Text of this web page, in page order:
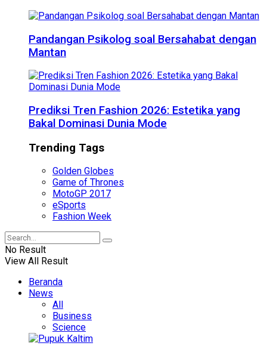
Pandangan Psikolog soal Bersahabat dengan
Mantan
Prediksi Tren Fashion 2026: Estetika yang
Bakal Dominasi Dunia Mode
Trending Tags
Golden Globes
Game of Thrones
MotoGP 2017
eSports
Fashion Week
No Result
View All Result
Beranda
News
All
Business
Science